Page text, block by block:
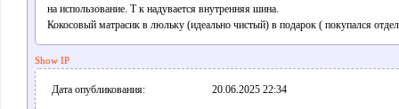
на использование. Т к надувается внутренняя шина.
Кокосовый матрасик в люльку (идеально чистый) в подарок ( покупался
Show IP
Дата опубликования: 20.06.2025 22:34